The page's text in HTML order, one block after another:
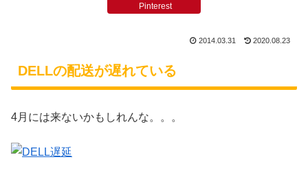
Pinterest
2014.03.31 2020.08.23
DELLの配送が遅れている
4月には来ないかもしれんな。。。